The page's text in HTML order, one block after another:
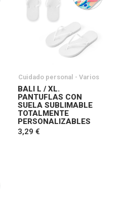
Cuidado personal - Varios
BALI L / XL.
PANTUFLAS CON
SUELA SUBLIMABLE
TOTALMENTE
PERSONALIZABLES
3,29 €